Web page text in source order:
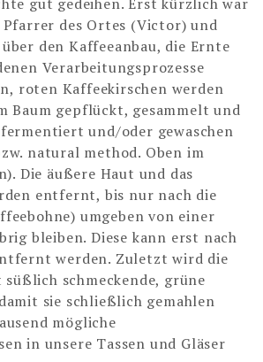
des Ortes (Victor) und
den Kaffeeanbau, die Ernte
Verarbeitungsprozesse
roten Kaffeekirschen werden
Baum gepflückt, gesammelt und
und/oder gewaschen
natural method. Oben im
Die äußere Haut und das
entfernt, bis nur nach die
umgeben von einer
bleiben. Diese kann erst nach
werden. Zuletzt wird die
schmeckende, grüne
sie schließlich gemahlen
mögliche
in unsere Tassen und Gläser